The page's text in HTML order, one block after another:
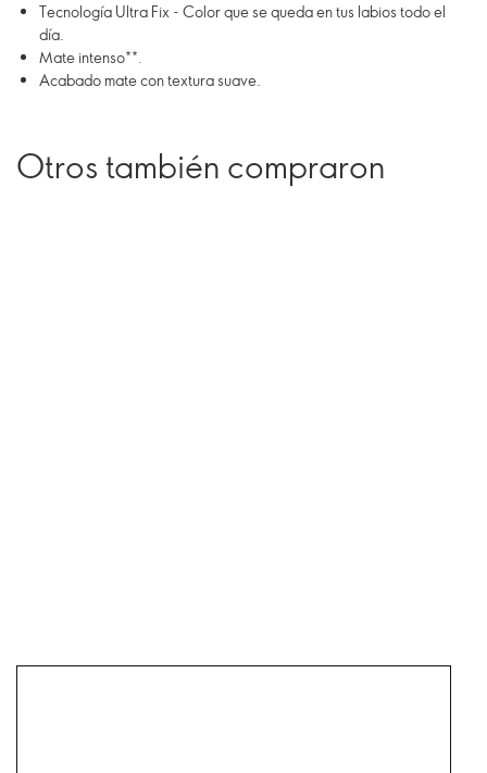
Tecnología Ultra Fix - Color que se queda en tus labios todo el
día.
Mate intenso**.
Acabado mate con textura suave.
Otros también compraron